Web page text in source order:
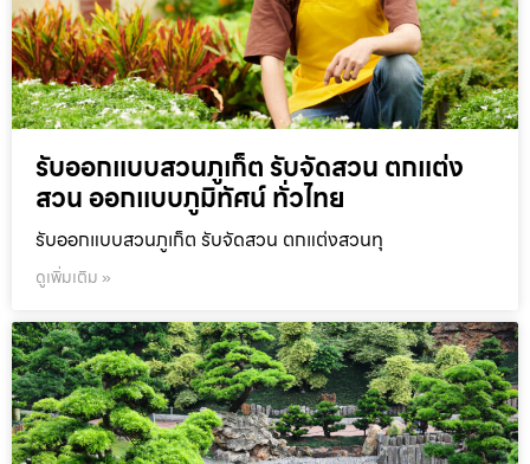
รับออกแบบสวนภูเก็ต รับจัดสวน ตกแต่ง
สวน ออกแบบภูมิทัศน์ ทั่วไทย
รับออกแบบสวนภูเก็ต รับจัดสวน ตกแต่งสวนทุ
ดูเพิ่มเติม »